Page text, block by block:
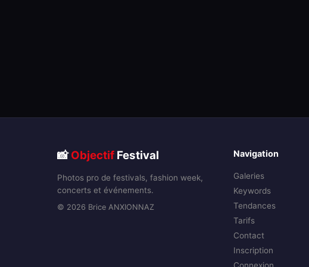
📸Objectif Festival
Photos pro de festivals, fashion week,
concerts et événements.
© 2026 Brice ANXIONNAZ
Navigation
Galeries
Keywords
Tendances
Tarifs
Contact
Inscription